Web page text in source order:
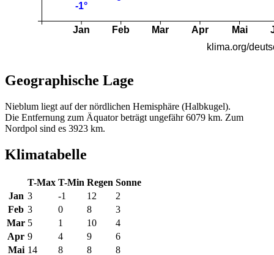
Geographische Lage
Nieblum liegt auf der nördlichen Hemisphäre (Halbkugel).
Die Entfernung zum Äquator beträgt ungefähr 6079 km. Zum
Nordpol sind es 3923 km.
Klimatabelle
T-Max T-Min Regen Sonne
Jan 3 -1 12
2
Feb 3 0 8
3
Mar 5 1 10
4
Apr 9 4 9
6
Mai 14 8 8 8